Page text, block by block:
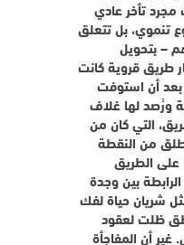
مجرد تأخر عادي
تنموي، بل تتعلق
– بتحويل
طريق قروية كانت
أن استوفت
ورُصد لها غلاف
التي كان من
من النقطة
الكيلومترية 12 على الطريق
الوطنية رقم 6 الرابطة بين وجدة
شريان حياة لفك
ظلت لعقود
أن المفاجأة